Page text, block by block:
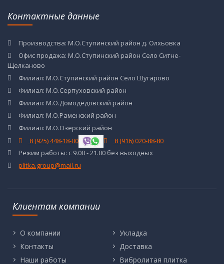
Контактные данные
Производства: М.О.Ступинский район д. Олхьовка
Офис продажа: М.О.Ступинский район Село Ситне-
Щелканово
Филиал: М.О.Ступинский район Село Шугарово
Филиал: М.О.Серпуховский район
Филиал: М.О.Домодедовский район
Филиал: М.О.Раменский район
Филиал: М.О.Озёрский район
8 (925) 448-18-00
8 (916) 020-88-80
Режим работы: с 9.00 - 21.00 без выходных
plitka.group@mail.ru
Клиентам компании
О компании
Укладка
Контакты
Доставка
Наши работы
Вибролитая плитка